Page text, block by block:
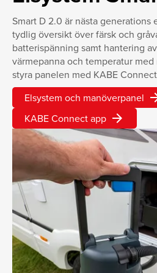
Smart D 2.0 är nästa generations
tydlig översikt över färsk­ och
batterispänning samt hantering
värmepanna och temperatur med
styra panelen med KABE
Elsystem och manöverpanel
KABE Connect app arrow_forward